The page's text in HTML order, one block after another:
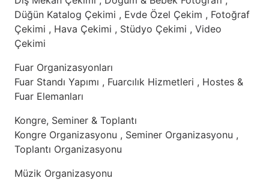
Düğün Katalog Çekimi , Evde Özel Çekim , Fotoğraf
Çekimi , Hava Çekimi , Stüdyo Çekimi , Video
Çekimi
Fuar Organizasyonları
Fuar Standı Yapımı , Fuarcılık Hizmetleri , Hostes &
Fuar Elemanları
Kongre, Seminer & Toplantı
Kongre Organizasyonu , Seminer Organizasyonu ,
Toplantı Organizasyonu
Müzik Organizasyonu